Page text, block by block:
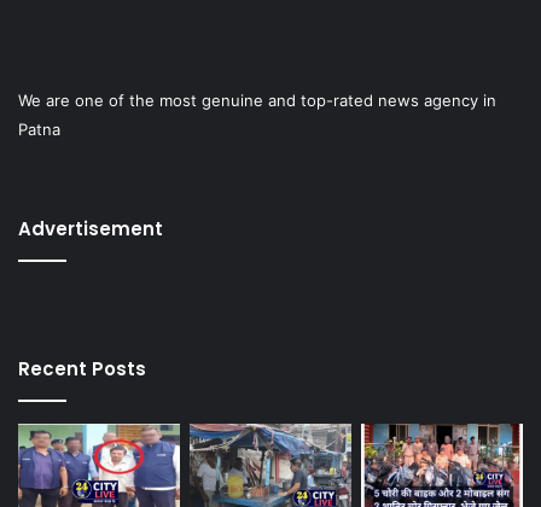
We are one of the most genuine and top-rated news agency in
Patna
Advertisement
Recent Posts